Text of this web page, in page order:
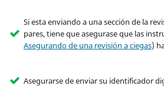
Si esta enviando a una sección de la
pares, tiene que asegurase que las
Asegurando de una revisión a ciegas)
Asegurarse de enviar su identificador